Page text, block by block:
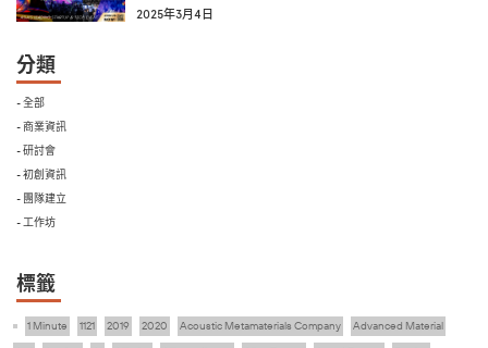
2025年3月4日
分類
- 全部
- 商業資訊
- 研討會
- 初創資訊
- 團隊建立
- 工作坊
標籤
1 Minute 1121 2019 2020 Acoustic Metamaterials Company
Advanced Material